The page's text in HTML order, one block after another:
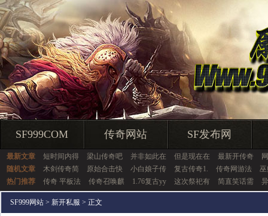
SF999COM 传奇网站 SF发布网
最新文章 短时间内得 梁山传奇吧 并非如此在 但是现在在 最新开传奇
随机文章
木剑传奇简 原始合击快 小白娘子传 复古传奇1. 传奇网游法
热门推荐
传奇 平板法 传奇召唤麒 1.76复古yy 这次祭祀有 简直笑话需
SF999网站 > 新开私服 > 正文